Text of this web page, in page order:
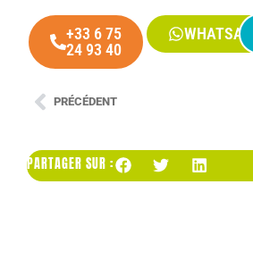
+33 6 75
24 93 40
WHATSAPP
PRÉCÉDENT
PARTAGER SUR :